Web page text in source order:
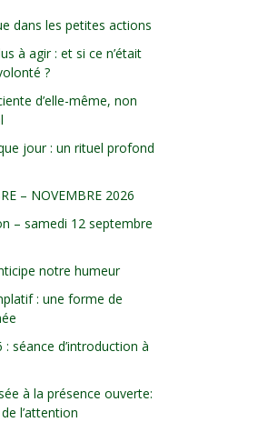
dans les petites actions
à agir : et si ce n’était
?
d’elle-même, non
jour : un rituel profond
– NOVEMBRE 2026
– samedi 12 septembre
notre humeur
: une forme de
: séance d’introduction à
à la présence ouverte:
l’attention